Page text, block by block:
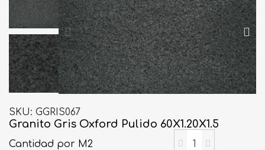
SKU GGRIS067
Granito Gris Oxford Pulido 60X1.20X1.5
Cantidad por M2